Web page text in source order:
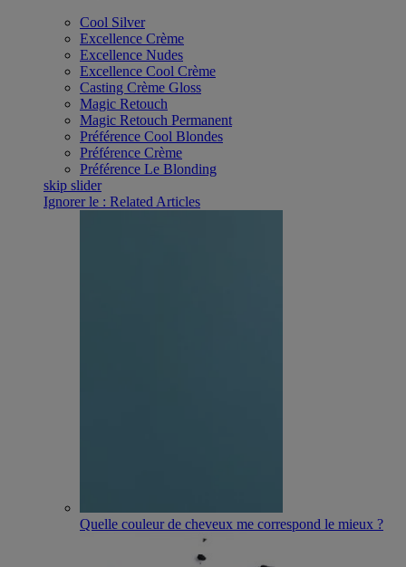
Cool Silver
Excellence Crème
Excellence Nudes
Excellence Cool Crème
Casting Crème Gloss
Magic Retouch
Magic Retouch​ Permanent
Préférence Cool Blondes
Préférence Crème
Préférence Le Blonding
skip slider
Ignorer le : Related Articles
Quelle couleur de cheveux me correspond le mieux ?